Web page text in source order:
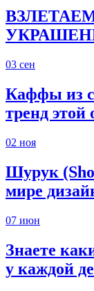
03 сен
Каффы из
тренд этой
02 ноя
Шурук
мире
07 июн
Знаете
у каждой